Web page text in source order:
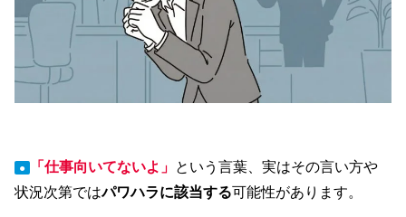
● 「仕事向いてないよ」 という言葉、実はその言い方や
状況次第ではパワハラに該当する可能性があります。